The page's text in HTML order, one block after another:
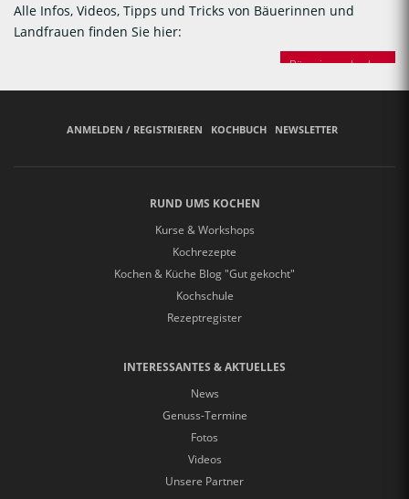
Alle Infos, Videos, Tipps und Tricks von Bäuerinnen und
Landfrauen finden Sie hier:
Bäuerinnen backen
ANMELDEN / REGISTRIEREN KOCHBUCH NEWSLETTER
RUND UMS KOCHEN
Kurse & Workshops
Kochrezepte
Kochen & Küche Blog "Gut gekocht"
Kochschule
Rezeptregister
INTERESSANTES & AKTUELLES
News
Genuss-Termine
Fotos
Videos
Unsere Partner